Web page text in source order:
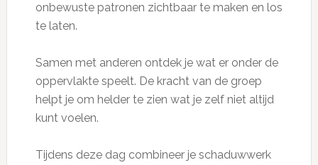
onbewuste patronen zichtbaar te maken en los
te laten.
Samen met anderen ontdek je wat er onder de
oppervlakte speelt. De kracht van de groep
helpt je om helder te zien wat je zelf niet altijd
kunt voelen.
Tijdens deze dag combineer je schaduwwerk